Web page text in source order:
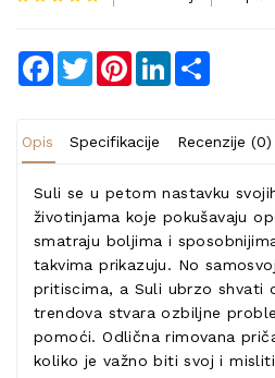
Facebook
TwitterPinterestLinkedIn
Opis Specifikacije Recenzije (0)
Suli se u petom nastavku
životinjama koje pokušavaju
smatraju boljima i
takvima prikazuju. No
pritiscima, a Suli ubrzo shvati
trendova stvara ozbiljne
pomoći. Odlična rimovana
koliko je važno biti svoj i